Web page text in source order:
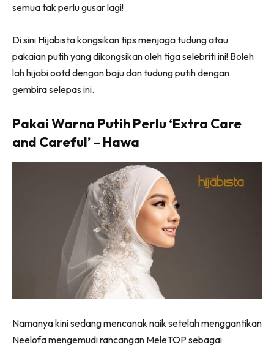
semua tak perlu gusar lagi!
Di sini Hijabista kongsikan tips menjaga tudung atau
pakaian putih yang dikongsikan oleh tiga selebriti ini! Boleh
lah hijabi ootd dengan baju dan tudung putih dengan
gembira selepas ini.
Pakai Warna Putih Perlu ‘Extra Care
and Careful’ – Hawa
Namanya kini sedang mencanak naik setelah menggantikan
Neelofa mengemudi rancangan MeleTOP sebagai